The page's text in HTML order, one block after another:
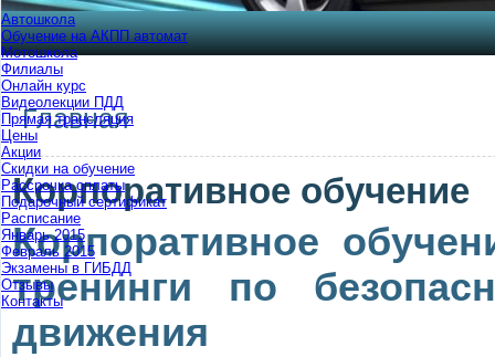
Автошкола
Обучение на АКПП автомат
Мотошкола
Филиалы
Онлайн курс
Видеолекции ПДД
Прямая трансляция
Цены
Акции
Скидки на обучение
Рассрочка оплаты
Подарочный сертификат
Расписание
Январь 2015
Февраль 2015
Экзамены в ГИБДД
Отзывы
Контакты
Вы здесь
Главная
Корпоративное обучение
Корпоративное
тренинги по
движения